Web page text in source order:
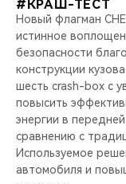
#КРАШ-ТЕСТ
Новый флагман
истинное
безопасности
конструкции
шесть crash-box с
повысить
энергии в
сравнению с
Используемое
автомобиля и